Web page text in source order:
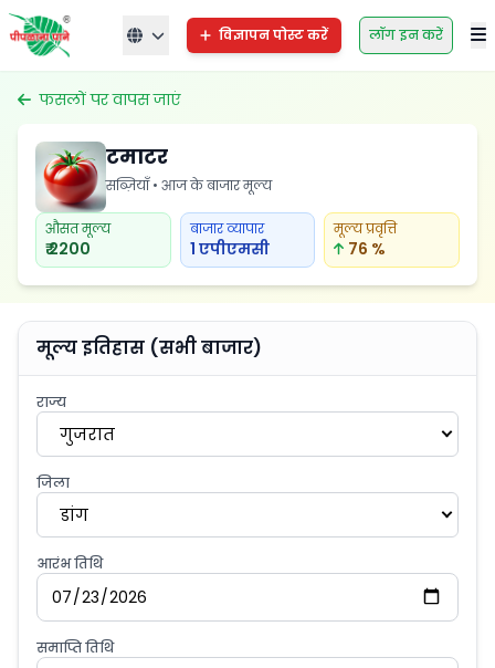
विज्ञापन पोस्ट करें लॉग इन करें
फसलों पर वापस जाएं
टमाटर
सब्ज़ियाँ • आज के बाजार मूल्य
औसत मूल्य
₹ 2200
बाजार व्यापार
1 एपीएमसी
मूल्य प्रवृत्ति
76 %
मूल्य इतिहास (सभी बाजार)
राज्य
गुजरात
जिला
डांग
आरंभ तिथि
समाप्ति तिथि